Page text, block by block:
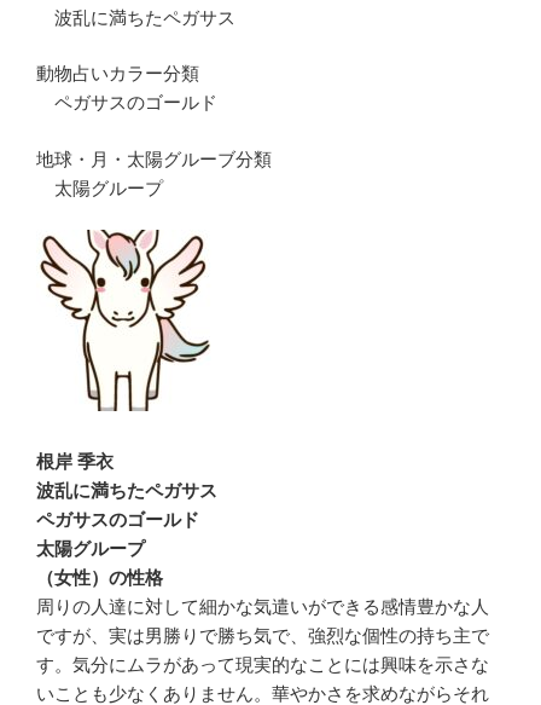
波乱に満ちたペガサス
動物占いカラー分類
ペガサスのゴールド
地球・月・太陽グルーブ分類
太陽グループ
根岸 季衣
波乱に満ちたペガサス
ペガサスのゴールド
太陽グループ
（女性）の性格
周りの人達に対して細かな気遣いができる感情豊かな人
ですが、実は男勝りで勝ち気で、強烈な個性の持ち主で
す。気分にムラがあって現実的なことには興味を示さな
いことも少なくありません。華やかさを求めながらそれ